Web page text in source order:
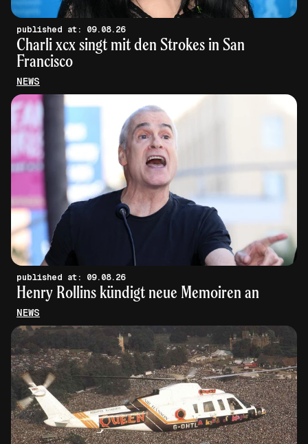
published at: 09.08.26
Charli xcx singt mit den Strokes in San
Francisco
NEWS
published at: 09.08.26
Henry Rollins kündigt neue Memoiren an
NEWS